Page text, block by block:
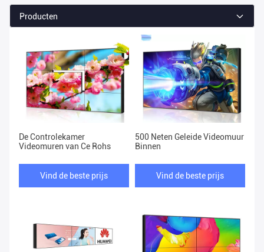
Producten
De Controlekamer
Videomuren van Ce Rohs
Vind de beste prijs
500 Neten Geleide Videomuur
Binnen
Vind de beste prijs